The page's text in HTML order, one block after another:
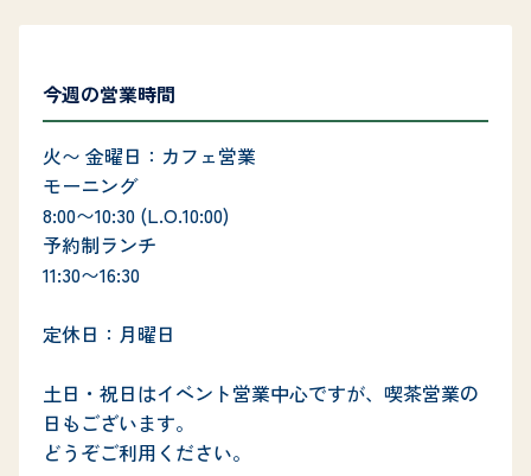
今週の営業時間
火〜 金曜日：カフェ営業
モーニング
8:00〜10:30 (L.O.10:00)
予約制ランチ
11:30〜16:30
定休日：月曜日
土日・祝日はイベント営業中心ですが、喫茶営業の
日もございます。
どうぞご利用ください。